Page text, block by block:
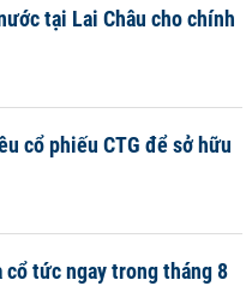
tại Lai Châu cho chính
cổ phiếu CTG để sở hữu
cổ tức ngay trong tháng 8